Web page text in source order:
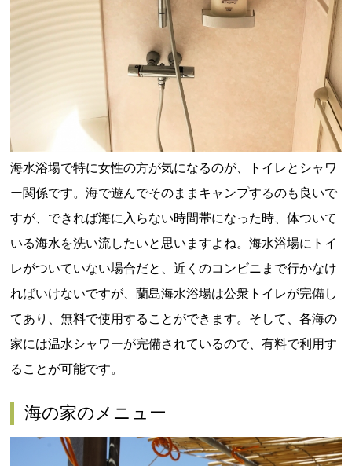
海水浴場で特に女性の方が気になるのが、トイレとシャワ
ー関係です。海で遊んでそのままキャンプするのも良いで
すが、できれば海に入らない時間帯になった時、体ついて
いる海水を洗い流したいと思いますよね。海水浴場にトイ
レがついていない場合だと、近くのコンビニまで行かなけ
ればいけないですが、蘭島海水浴場は公衆トイレが完備し
てあり、無料で使用することができます。そして、各海の
家には温水シャワーが完備されているので、有料で利用す
ることが可能です。
海の家のメニュー